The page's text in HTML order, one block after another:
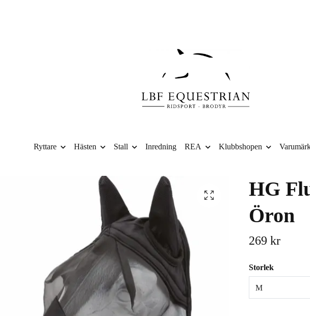
Ryttare Hästen Stall Inredning REA Klubbshopen
HG
Öron
269 kr
Storlek
M